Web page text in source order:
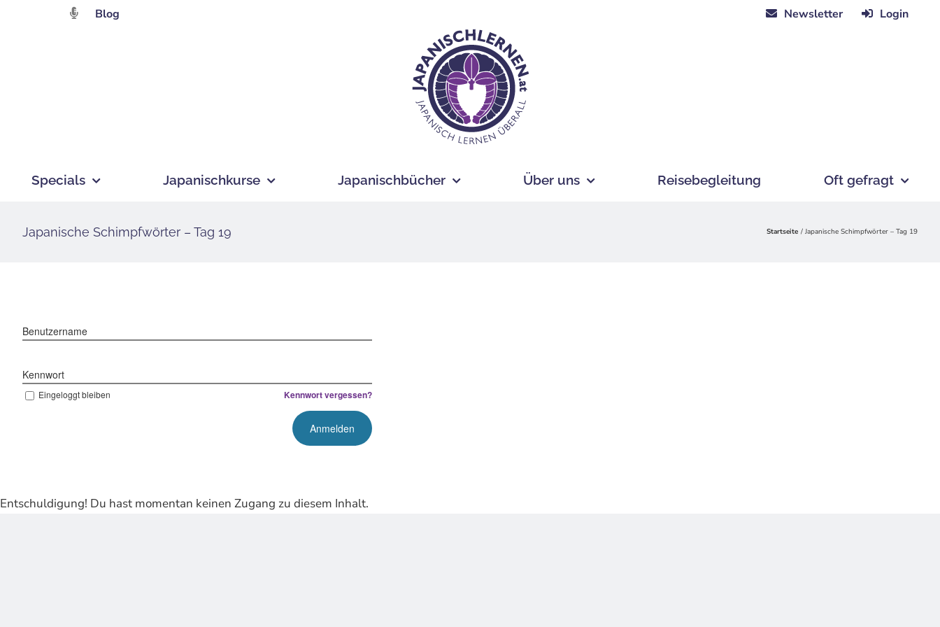
Blog Newsletter Login
Specials Japanischkurse Japanischbücher Über uns Reisebegleitung Oft gefragt
Japanische Schimpfwörter – Tag 19 Startseite Japanische Schimpfwörter – Tag 19
Benutzername
Kennwort
Eingeloggt bleiben Kennwort vergessen?
Entschuldigung! Du hast momentan keinen Zugang zu diesem Inhalt.